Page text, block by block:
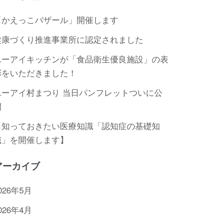
えっこバザール」開催します
づくり推進事業所に認定されました
アイキッチンが「食品衛生優良施設」の表
いただきました！
アイ村まつり 当日パンフレットついに公
っておきたい医療知識「認知症の基礎知
を開催します】
ーカイブ
年5月
年4月